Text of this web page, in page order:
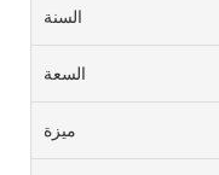
السنة
السعة
ميزة